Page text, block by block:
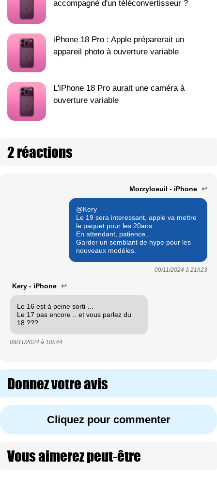
accompagné d'un téléconvertisseur ?
iPhone 18 Pro : Apple préparerait un
appareil photo à ouverture variable
L'iPhone 18 Pro aurait une caméra à
ouverture variable
2 réactions
Morzyloeuil - iPhone ↩
@Kery
Le 19 sera interessant, apple va mettre
le paquet pour les 20ans.
En attendant, patience….
Garder un semblant de hype pour les
nouveaux modèles.
09/11/2024 à 21h23
Kery - iPhone ↩
Le 16 est à peine sorti …
Le 17 pas encore .. et vous parlez du
18 ??? …
09/11/2024 à 10h44
Donnez votre avis
Cliquez pour commenter
Vous aimerez peut-être